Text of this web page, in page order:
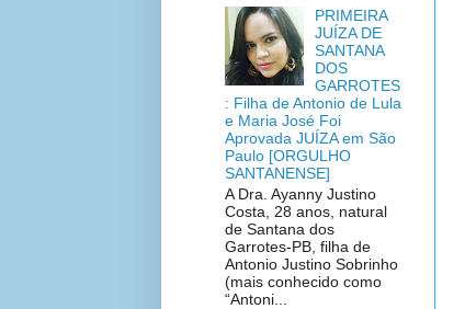
PRIMEIRA
JUÍZA DE
SANTANA
DOS
GARROTES
: Filha de Antonio de Lula
e Maria José Foi
Aprovada JUÍZA em São
Paulo [ORGULHO
SANTANENSE]
A Dra. Ayanny Justino
Costa, 28 anos, natural
de Santana dos
Garrotes-PB, filha de
Antonio Justino Sobrinho
(mais conhecido como
“Antoni...